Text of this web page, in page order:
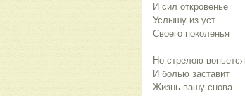
И сил откровенье
Услышу из уст
Своего поколенья
Но стрелою вопьется
И болью заставит
Жизнь вашу снова